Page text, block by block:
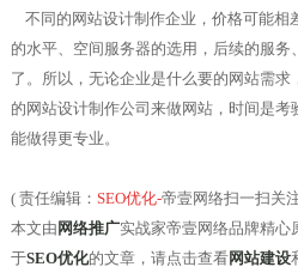
不同的网站设计制作企业，价格可能相
的水平、空间服务器的选用，后续的服
了。所以，无论企业是什么要的网站需
的网站设计制作公司来做网站，时间是考
能做得更专业。
( 责任编辑： SEO优化-帝壹网络扫一扫关
本文由 网络推广实战家帝壹网络品牌精心
于SEO优化的文章，请点击查看网站建设